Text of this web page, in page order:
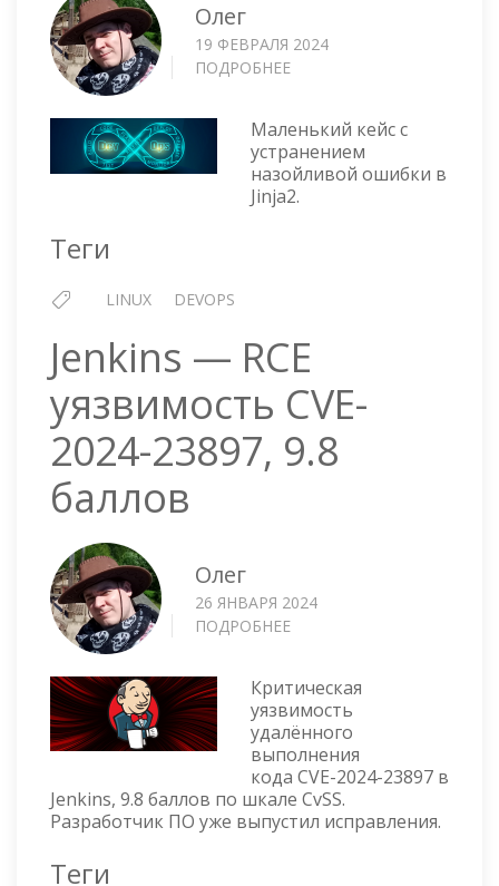
Олег
19 ФЕВРАЛЯ 2024
ПОДРОБНЕЕ
NAME
'ENVIRONMENTFILTER'
FROM
'JINJA2.FILTERS'
Маленький кейс с
устранением
назойливой ошибки в
Jinja2.
Теги
LINUX DEVOPS
Jenkins — RCE
уязвимость CVE-
2024-23897, 9.8
баллов
Олег
26 ЯНВАРЯ 2024
ПОДРОБНЕЕ
RCE
УЯЗВИМОСТЬ
CVE-
2024-
23897,
9.8
Критическая
уязвимость
удалённого
выполнения
кода CVE-2024-23897 в
Jenkins, 9.8 баллов по шкале CvSS.
Разработчик ПО уже выпустил исправления.
Теги